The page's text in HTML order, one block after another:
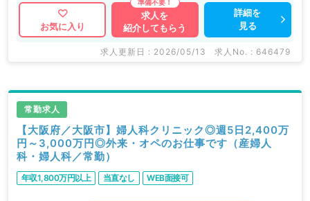
お気に入り
求人を
紹介してもらう
詳細を
見る
求人更新日 : 2026/05/13 求人No. : 646479
常勤求人
【大阪府／大阪市】婦人科クリニック◎週5日2,400万
円～3,000万円◎外来・オペのお仕事です（産婦人
科・婦人科／常勤）
年収1,800万円以上 当直なし WEB面接可